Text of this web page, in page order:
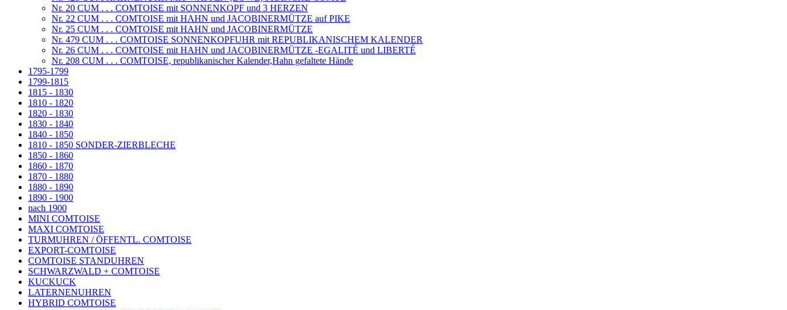
Nr. 20 CUM . . . COMTOISE mit SONNENKOPF und 3 HERZEN
Nr. 22 CUM . . . COMTOISE mit HAHN und JACOBINERMÜTZE auf PIKE
Nr. 25 CUM . . . COMTOISE mit HAHN und JACOBINERMÜTZE
Nr. 479 CUM . . . COMTOISE SONNENKOPFUHR mit REPUBLIKANISCHEM KALENDER
Nr. 26 CUM . . . COMTOISE mit HAHN und JACOBINERMÜTZE -EGALITÉ und LIBERTÉ
Nr. 208 CUM . . . COMTOISE, republikanischer Kalender,Hahn gefaltete Hände
1795-1799
1799-1815
1815 - 1830
1810 - 1820
1820 - 1830
1830 - 1840
1840 - 1850
1810 - 1850 SONDER-ZIERBLECHE
1850 - 1860
1860 - 1870
1870 - 1880
1880 - 1890
1890 - 1900
nach 1900
MINI COMTOISE
MAXI COMTOISE
TURMUHREN / ÖFFENTL. COMTOISE
EXPORT-COMTOISE
COMTOISE STANDUHREN
SCHWARZWALD + COMTOISE
KUCKUCK
LATERNENUHREN
HYBRID COMTOISE